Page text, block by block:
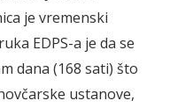
je vremenski
EDPS-a je da se
dana (168 sati) što
ustanove,